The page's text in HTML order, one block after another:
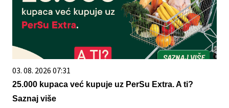
03. 08. 2026 07:31
25.000 kupaca već kupuje uz PerSu Extra. A ti?
Saznaj više